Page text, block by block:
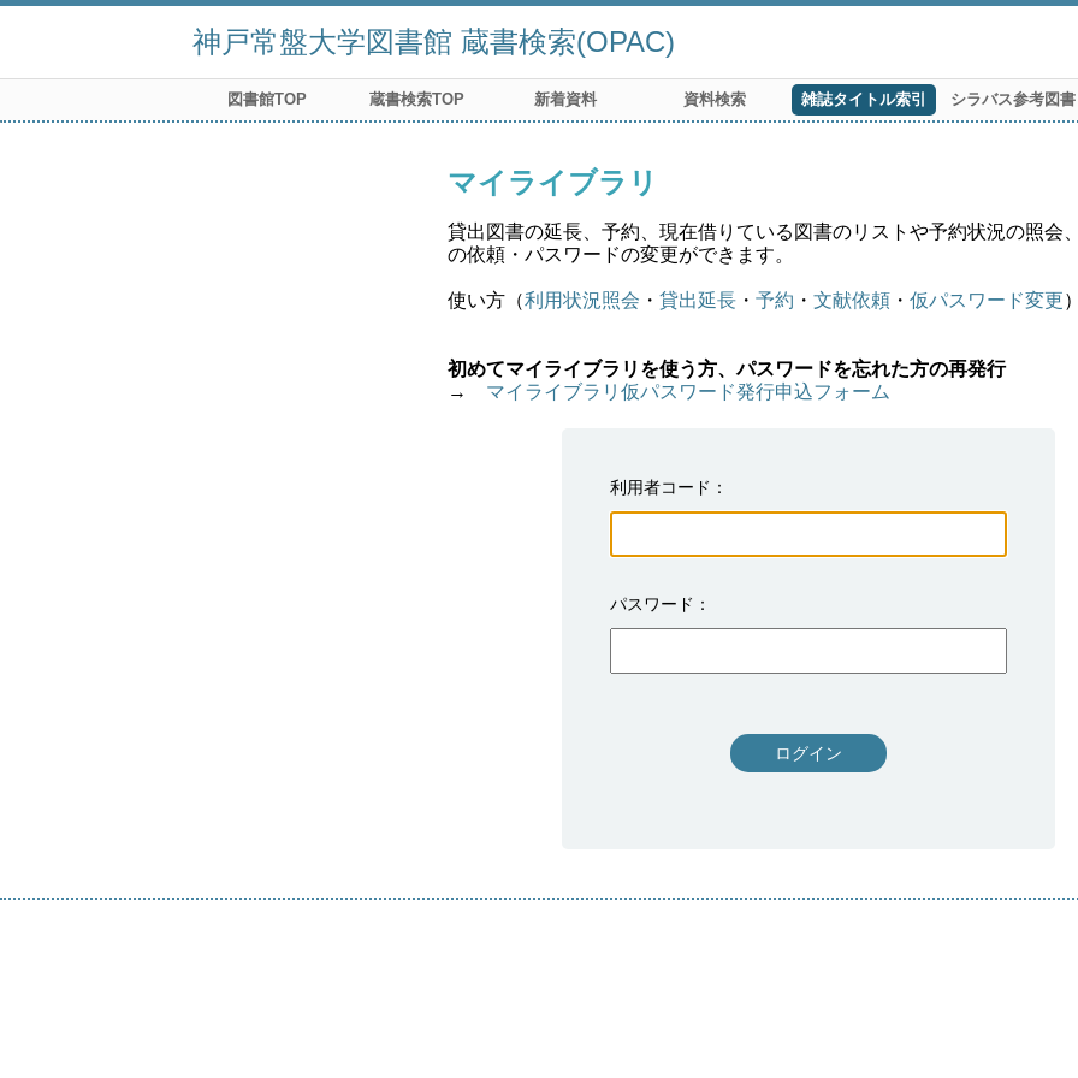
神戸常盤大学図書館 蔵書検索(OPAC)
図書館TOP 蔵書検索TOP 新着資料 資料検索 雑誌タイトル索引 シラバス参考図書
マイライブラリ
貸出図書の延長、予約、現在借りている図書のリストや予約状況の照会
の依頼・パスワードの変更ができます。
使い方（利用状況照会 ・ 貸出延長 ・ 予約 ・ 文献依頼 ・ 仮パスワード変更）
初めてマイライブラリを使う方、パスワードを忘れた方の再発行
→ マイライブラリ仮パスワード発行申込フォーム
利用者コード
パスワード
ログイン